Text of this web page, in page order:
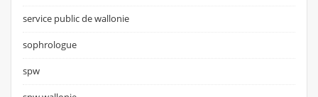
service public de wallonie
sophrologue
spw